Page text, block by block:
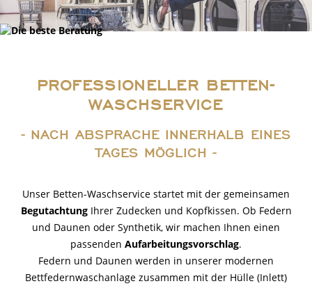
PROFESSIONELLER BETTEN-
WASCHSERVICE
- NACH ABSPRACHE INNERHALB EINES
TAGES MÖGLICH -
Unser Betten-Waschservice startet mit der gemeinsamen
BegutachtungIhrer Zudecken und Kopfkissen. Ob Federn
und Daunen oder Synthetik, wir machen Ihnen einen
passenden Aufarbeitungsvorschlag.
Federn und Daunen werden in unserer modernen
Bettfedernwaschanlage zusammen mit der Hülle (Inlett)